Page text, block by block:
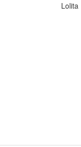
Lolita